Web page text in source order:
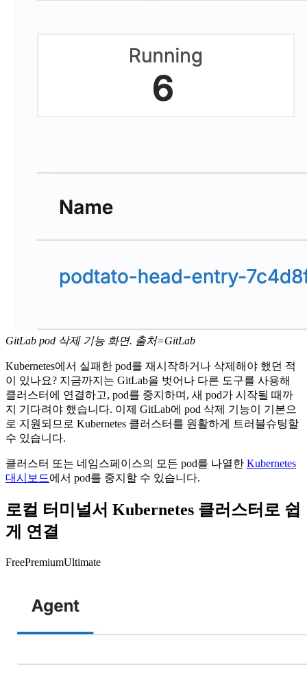
GitLab pod 삭제 기능 화면. 출처=GitLab
Kubernetes에서 실패한 pod를 재시작하거나 삭제해야 했던 적
이 있나요? 지금까지는 GitLab을 벗어나 다른 도구를 사용해
클러스터에 연결하고, pod를 중지하며, 새 pod가 시작될 때까
지 기다려야 했습니다. 이제 GitLab에 pod 삭제 기능이 기본으
로 지원되므로 Kubernetes 클러스터를 원활하게 트러블슈팅할
수 있습니다.
클러스터 또는 네임스페이스의 모든 pod를 나열한 Kubernetes
대시보드에서 pod를 중지할 수 있습니다.
로컬 터미널서 Kubernetes 클러스터로 쉽
게 연결
FreePremiumUltimate